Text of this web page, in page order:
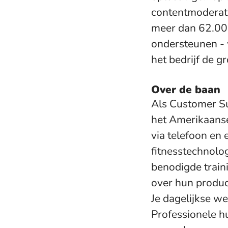
meer dan
ondersteunen
het bedrijf de
Over de baan
Als Customer
het
via telefoon en
benodigde
over hun
Je dagelijkse
Professionele